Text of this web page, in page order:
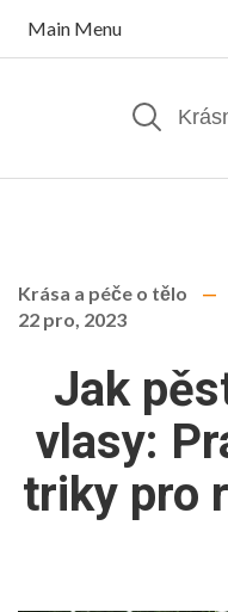
Main Menu
Krása a péče o tělo
22 pro, 2023
Jak
vlasy:
triky pro